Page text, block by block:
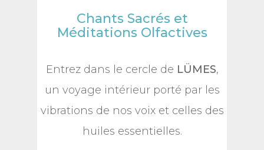
Chants Sacrés et
Méditations Olfactives
Entrez dans le cercle de LÜMES,
un voyage intérieur porté par les
vibrations de nos voix et celles des
huiles essentielles.